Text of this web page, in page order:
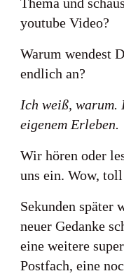
youtube Video?
Warum wendest
endlich an?
Ich weiß, warum.
eigenem Erleben.
Wir hören oder
uns ein. Wow,
Sekunden später
neuer Gedanke
eine weitere
Postfach, eine